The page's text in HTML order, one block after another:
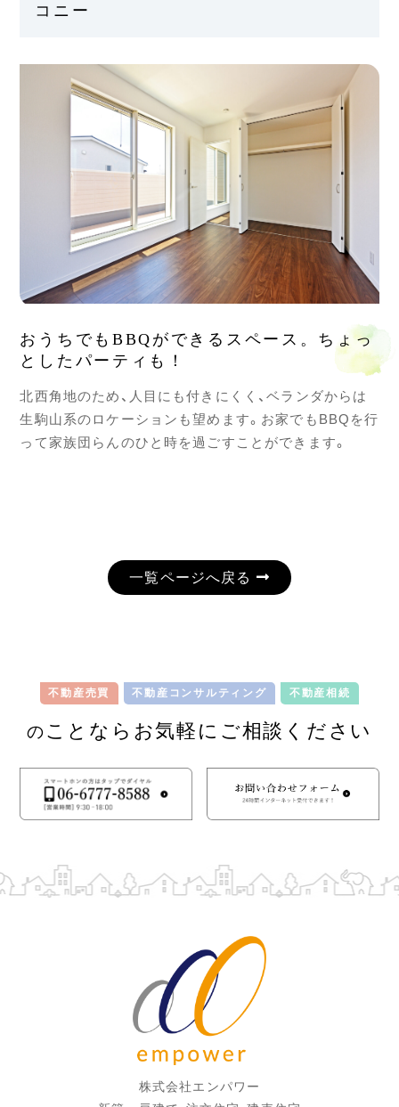
コニー
おうちでもBBQができるスペース。ちょっ
としたパーティも！
北西角地のため、人目にも付きにくく、ベランダからは
生駒山系のロケーションも望めます。お家でもBBQを行
って家族団らんのひと時を過ごすことができます。
一覧ページへ戻る
不動産売買 不動産コンサルティング 不動産相続
のことならお気軽にご相談ください
株式会社エンパワー